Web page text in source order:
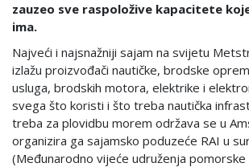
zauzeo sve raspoložive kapacitete
ima.
Najveći i najsnažniji sajam na svijetu
izlažu proizvođači nautičke, brodske
usluga, brodskih motora, elektrike i
svega što koristi i što treba nautička
treba za plovidbu morem održava se u
organizira ga sajamsko poduzeće RAI u
(Međunarodno vijeće udruženja